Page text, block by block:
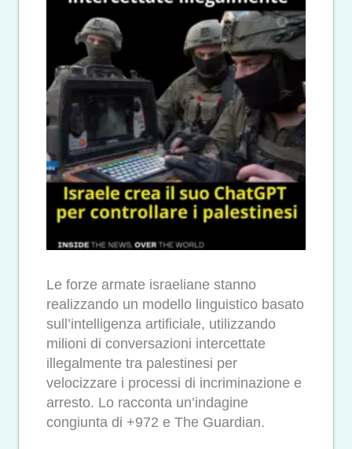
Le forze armate israeliane stanno
realizzando un modello linguistico basato
sull’intelligenza artificiale, utilizzando
milioni di conversazioni intercettate
illegalmente tra palestinesi per
velocizzare i processi di incriminazione e
arresto. Lo racconta un’indagine
congiunta di +972 e The Guardian.